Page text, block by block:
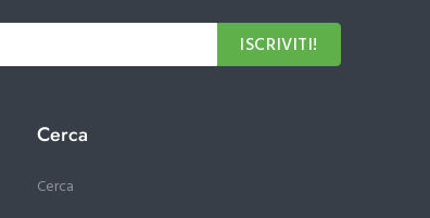
ISCRIVITI!
Cerca
Cerca